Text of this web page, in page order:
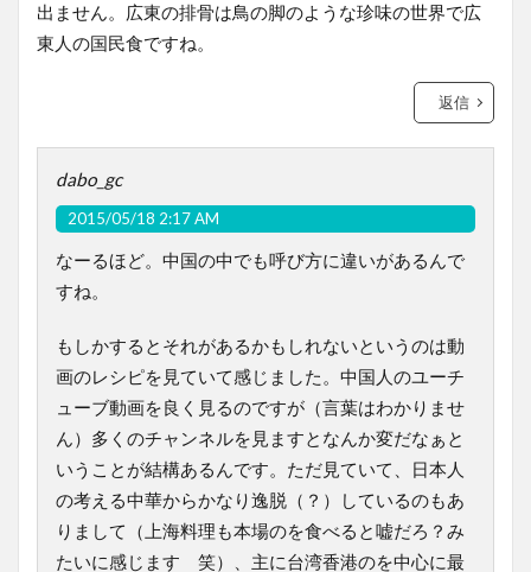
出ません。広東の排骨は鳥の脚のような珍味の世界で広
東人の国民食ですね。
返信
dabo_gc
2015/05/18 2:17 AM
なーるほど。中国の中でも呼び方に違いがあるんで
すね。
もしかするとそれがあるかもしれないというのは動
画のレシピを見ていて感じました。中国人のユーチ
ューブ動画を良く見るのですが（言葉はわかりませ
ん）多くのチャンネルを見ますとなんか変だなぁと
いうことが結構あるんです。ただ見ていて、日本人
の考える中華からかなり逸脱（？）しているのもあ
りまして（上海料理も本場のを食べると嘘だろ？み
たいに感じます 笑）、主に台湾香港のを中心に最